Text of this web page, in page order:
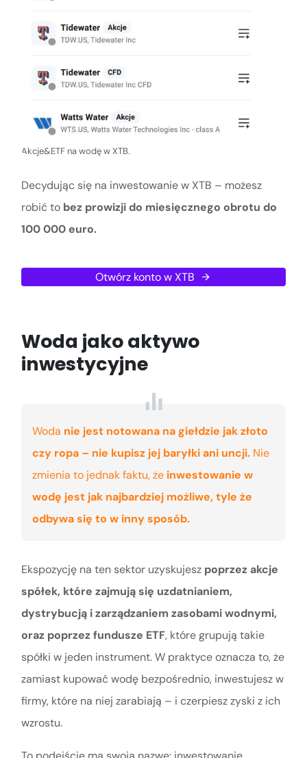
Akcje&ETF na wodę w XTB.
Decydując się na inwestowanie w XTB – możesz
robić tobez prowizji do miesięcznego obrotu do
100 000 euro.
Otwórz konto w XTB
Woda jako aktywo
inwestycyjne
Woda nie jest notowana na giełdzie jak złoto
czy ropa – nie kupisz jej baryłki ani uncji.Nie
zmienia to jednak faktu, że inwestowanie w
wodę jest jak najbardziej możliwe, tyle że
odbywa się to w inny sposób.
Ekspozycję na ten sektor uzyskujesz poprzez akcje
spółek, które zajmują się uzdatnianiem,
dystrybucją i zarządzaniem zasobami wodnymi,
oraz poprzez fundusze ETF, które grupują takie
spółki w jeden instrument. W praktyce oznacza to, że
zamiast kupować wodę bezpośrednio, inwestujesz w
firmy, które na niej zarabiają – i czerpiesz zyski z ich
wzrostu.